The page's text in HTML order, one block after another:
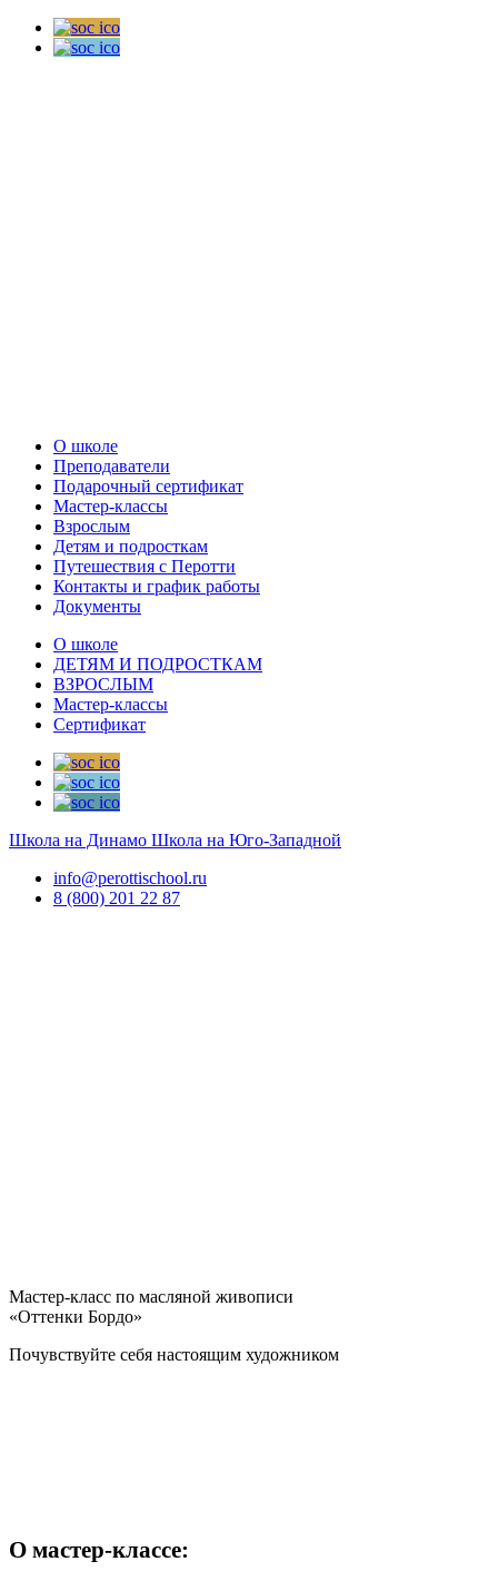
О школе
Преподаватели
Подарочный сертификат
Мастер-классы
Взрослым
Детям и подросткам
Путешествия с Перотти
Контакты и график работы
Документы
О школе
ДЕТЯМ И ПОДРОСТКАМ
ВЗРОСЛЫМ
Мастер-классы
Сертификат
Школа на Динамо Школа на Юго-Западной
info@perottischool.ru
8 (800) 201 22 87
Мастер-класс по масляной живописи
«Оттенки Бордо»
Почувствуйте себя настоящим художником
О мастер-классе: